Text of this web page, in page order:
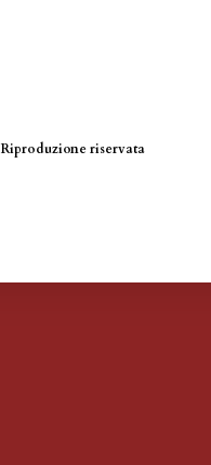
Riproduzione riservata